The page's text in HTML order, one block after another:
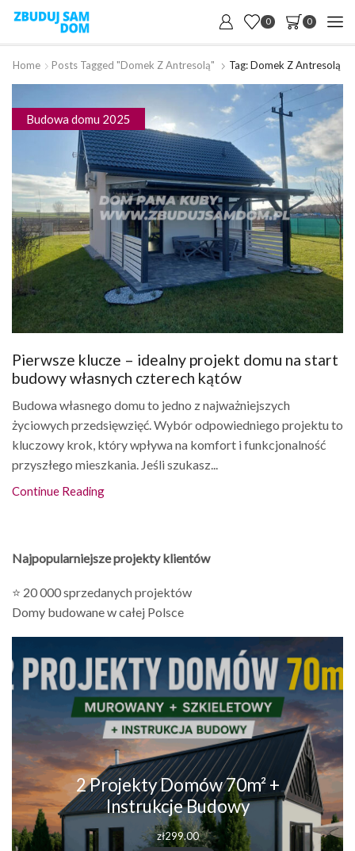
0 0
Home Posts Tagged "domek Z Antresolą" Tag: Domek Z Antresolą
Budowa domu 2025
Pierwsze klucze – idealny projekt domu na start
budowy własnych czterech kątów
Budowa własnego domu to jedno z najważniejszych
życiowych przedsięwzięć. Wybór odpowiedniego projektu to
kluczowy krok, który wpływa na komfort i funkcjonalność
przyszłego mieszkania. Jeśli szukasz...
Continue Reading
Najpopularniejsze projekty klientów
⭐ 20 000 sprzedanych projektów
Domy budowane w całej Polsce
2 Projekty Domów 70m² +
Instrukcje Budowy
zł299.00